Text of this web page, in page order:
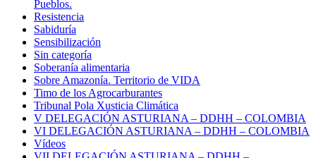
Pueblos.
Resistencia
Sabiduría
Sensibilización
Sin categoría
Soberanía alimentaria
Sobre Amazonía. Territorio de VIDA
Timo de los Agrocarburantes
Tribunal Pola Xusticia Climática
V DELEGACIÓN ASTURIANA – DDHH – COLOMBIA
VI DELEGACIÓN ASTURIANA – DDHH – COLOMBIA
Vídeos